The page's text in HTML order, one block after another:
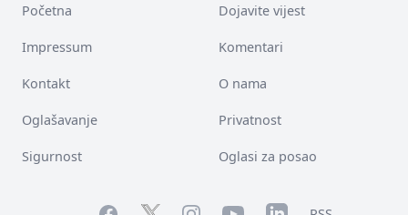
Početna Dojavite vijest
Impressum Komentari
Kontakt O nama
Oglašavanje Privatnost
Sigurnost Oglasi za posao
Facebook YouTubeLinkedIn